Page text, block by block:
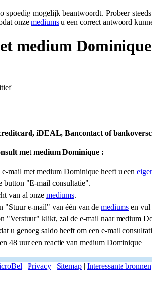
spoedig mogelijk beantwoordt. Probeer
onze mediums u een correct antwoord
medium Dominique
iDEAL, Bancontact of
met medium Dominique :
mail met medium Dominique heeft u een
button "E-mail consultatie".
van al onze mediums.
"Stuur e-mail" van één van de mediums en vul
"Verstuur" klikt, zal de e-mail naar medium
u genoeg saldo heeft om een e-mail
48 uur een reactie van medium Dominique
| Privacy | Sitemap | Interessante bronnen